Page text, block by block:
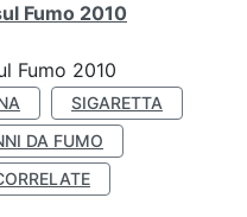
Fumo 2010
Fumo 2010
SIGARETTA
DA FUMO